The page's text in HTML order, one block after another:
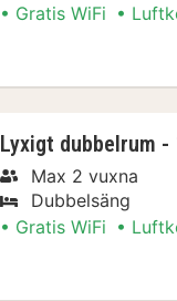
Gratis WiFi
Lyxigt dubbelrum
Max 2 vuxna
Dubbelsäng
Gratis WiFi